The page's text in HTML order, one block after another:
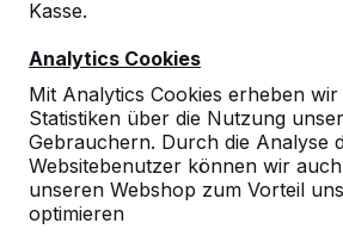
Kasse.
Analytics Cookies
Mit Analytics Cookies erheben
Statistiken über die Nutzung
Gebrauchern. Durch die Analyse
Websitebenutzer können wir
unseren Webshop zum Vorteil
optimieren
reinigen und einfache
möglich, Nutzerfeedback: spielt
Ballsprungverhalten ähnlich wie
Turnierplatte,
easy Lieferung